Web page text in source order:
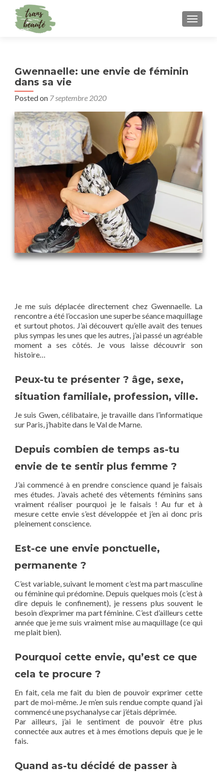
Gwennaelle: une envie de féminin
dans sa vie
Posted on 7 septembre 2020
Je me suis déplacée directement chez Gwennaelle. La
rencontre a été l’occasion une superbe séance maquillage
et surtout photos. J’ai découvert qu’elle avait des tenues
plus sympas les unes que les autres, j’ai passé un agréable
moment a ses côtés. Je vous laisse découvrir son
histoire…
Peux-tu te présenter ? âge, sexe,
situation familiale, profession, ville.
Je suis Gwen, célibataire, je travaille dans l’informatique
sur Paris, j’habite dans le Val de Marne.
Depuis combien de temps as-tu
envie de te sentir plus femme ?
J’ai commencé à en prendre conscience quand je faisais
mes études. J’avais acheté des vêtements féminins sans
vraiment réaliser pourquoi je le faisais ! Au fur et à
mesure cette envie s’est développée et j’en ai donc pris
pleinement conscience.
Est-ce une envie ponctuelle,
permanente ?
C’est variable, suivant le moment c’est ma part masculine
ou féminine qui prédomine. Depuis quelques mois (c’est à
dire depuis le confinement), je ressens plus souvent le
besoin d’exprimer ma part féminine. C’est d’ailleurs cette
année que je me suis vraiment mise au maquillage (ce qui
me plait bien).
Pourquoi cette envie, qu’est ce que
cela te procure ?
En fait, cela me fait du bien de pouvoir exprimer cette
part de moi-même. Je m’en suis rendue compte quand j’ai
commencé une psychanalyse car j’étais déprimée.
Par ailleurs, j’ai le sentiment de pouvoir être plus
connectée aux autres et à mes émotions depuis que je le
fais.
Quand as-tu décidé de passer à